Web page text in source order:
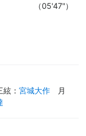
（05'47"）
絃 ： 宮城大作
月